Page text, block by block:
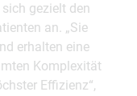
gezielt den
an. „Sie
erhalten eine
Komplexität
Effizienz“,